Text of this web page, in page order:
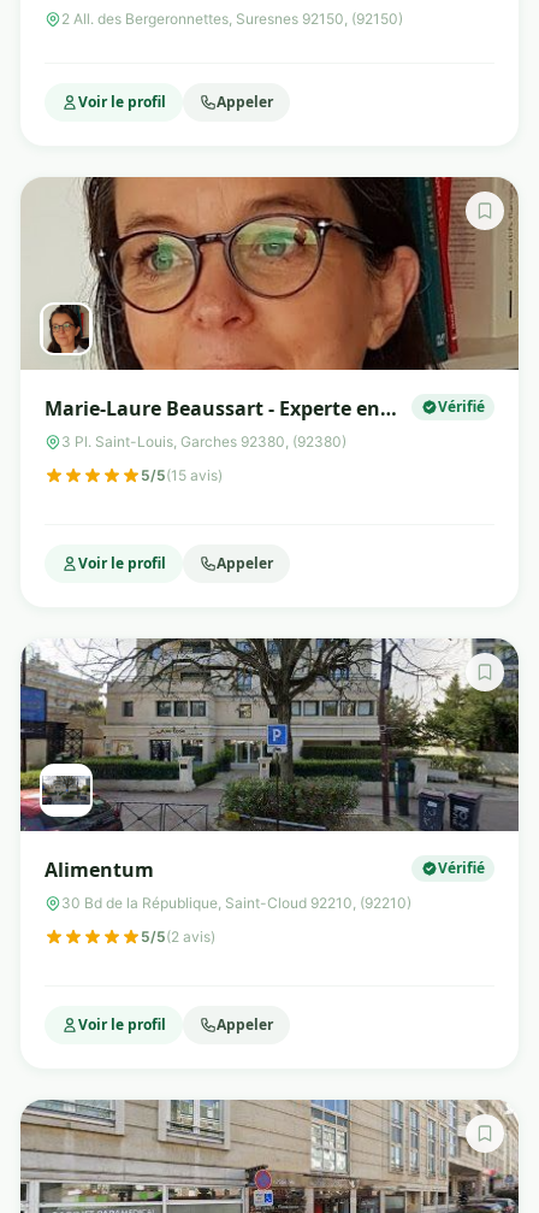
2 All. des Bergeronnettes, Suresnes 92150, (92150)
Voir le profil Appeler
Marie-Laure Beaussart - Experte en
nutrition et diététique - Praticienne
en hypnose Ericksonienne
Vérifié
3 Pl. Saint-Louis, Garches 92380, (92380)
5/5(15 avis)
Voir le profil Appeler
Alimentum Vérifié
30 Bd de la République, Saint-Cloud 92210, (92210)
5/5(2 avis)
Voir le profil Appeler